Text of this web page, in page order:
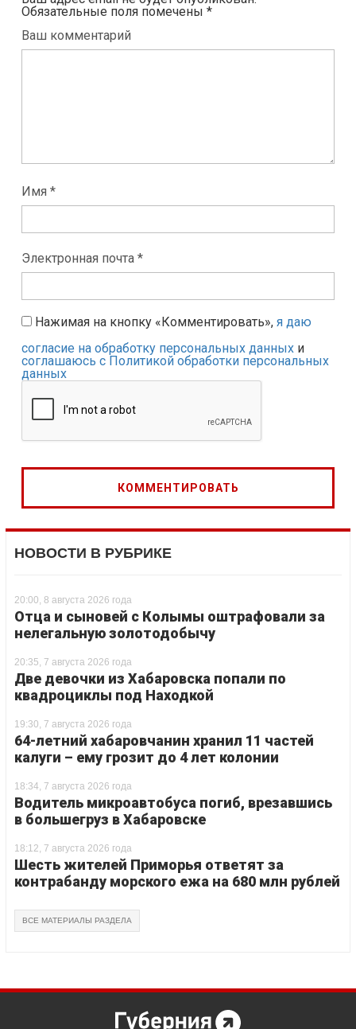
Обязательные поля помечены *
Ваш комментарий
Имя *
Электронная почта *
Нажимая на кнопку «Комментировать», я даю
согласие на обработку персональных данных и
соглашаюсь с Политикой обработки персональных
данных
НОВОСТИ В РУБРИКЕ
20:00, 8 августа 2026 года
Отца и сыновей с Колымы оштрафовали за
нелегальную золотодобычу
20:35, 7 августа 2026 года
Две девочки из Хабаровска попали по
квадроциклы под Находкой
19:30, 7 августа 2026 года
64-летний хабаровчанин хранил 11 частей
калуги – ему грозит до 4 лет колонии
18:34, 7 августа 2026 года
Водитель микроавтобуса погиб, врезавшись
в большегруз в Хабаровске
18:12, 7 августа 2026 года
Шесть жителей Приморья ответят за
контрабанду морского ежа на 680 млн рублей
ВСЕ МАТЕРИАЛЫ РАЗДЕЛА